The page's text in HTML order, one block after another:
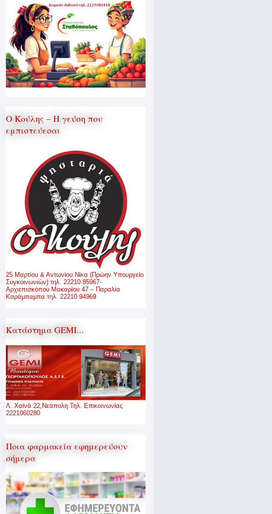
Ο Κούλης – Η γεύση που
εμπιστεύεσαι
25 Μαρτίου & Αντωνίου Νίκα (Πρώην Υπουργείο
Συγκοινωνιών) τηλ. 22210 85967-
Αρχιεπισκόπου Μακαρίου 47 – Παραλία
Καράμπαμπα τηλ. 22210 94969
Κατάστημα GEMI...
Λ. Χαϊνά 22,Νεάπολη Τηλ. Επικοινωνίας
2221060280
Ποια φαρμακεία εφημερεύουν
σήμερα